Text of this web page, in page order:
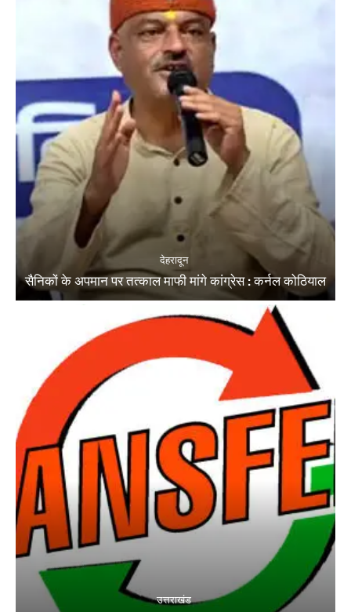
देहरादून
सैनिकों के अपमान पर तत्काल माफी मांगे कांग्रेस : कर्नल कोठियाल
उत्तराखंड